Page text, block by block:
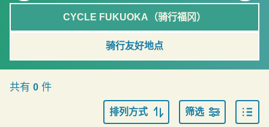
CYCLE FUKUOKA（骑行福冈）
骑行友好地点
共有 0 件
排列方式 筛选